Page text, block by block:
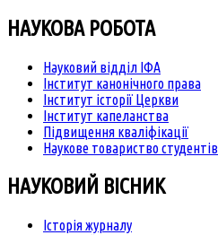
НАУКОВА РОБОТА
Науковий відділ ІФА
Інститут канонічного права
Інститут історії Церкви
Інститут капеланства
Підвищення кваліфікації
Наукове товариство студентів
НАУКОВИЙ ВІСНИК
Історія журналу